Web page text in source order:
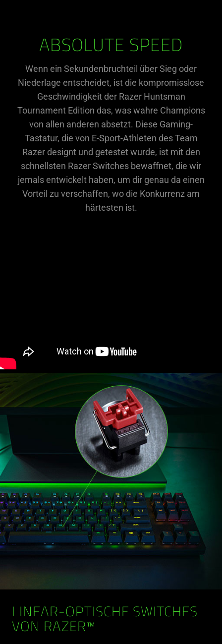
ABSOLUTE SPEED
Wenn ein Sekundenbruchteil über Sieg oder
Niederlage entscheidet, ist die kompromisslose
Geschwindigkeit der Razer Huntsman
Tournament Edition das, was wahre Champions
von allen anderen absetzt. Diese Gaming-
Tastatur, die von E-Sport-Athleten des Team
Razer designt und getestet wurde, ist mit den
schnellsten Razer Switches bewaffnet, die wir
jemals entwickelt haben, um dir genau da einen
Vorteil zu verschaffen, wo die Konkurrenz am
härtesten ist.
LINEAR-OPTISCHE SWITCHES
VON RAZER™